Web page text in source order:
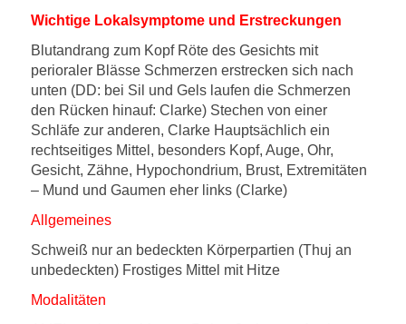
Wichtige Lokalsymptome und Erstreckungen
Blutandrang zum Kopf Röte des Gesichts mit
perioraler Blässe Schmerzen erstrecken sich nach
unten (DD: bei Sil und Gels laufen die Schmerzen
den Rücken hinauf: Clarke) Stechen von einer
Schläfe zur anderen, Clarke Hauptsächlich ein
rechtseitiges Mittel, besonders Kopf, Auge, Ohr,
Gesicht, Zähne, Hypochondrium, Brust, Extremitäten
– Mund und Gaumen eher links (Clarke)
Allgemeines
Schweiß nur an bedeckten Körperpartien (Thuj an
unbedeckten) Frostiges Mittel mit Hitze
Modalitäten